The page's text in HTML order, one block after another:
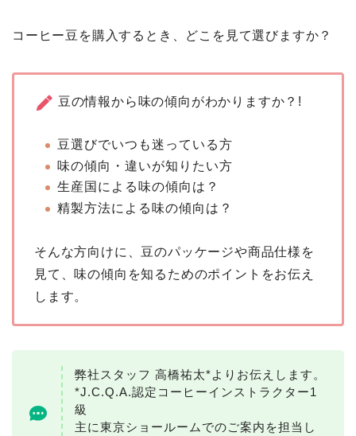
コーヒー豆を購入するとき、どこを見て選びますか？
豆の情報から味の傾向がわかりますか？!
豆選びでいつも迷っている方
味の傾向・違いが知りたい方
生産国による味の傾向は？
精製⽅法による味の傾向は？
そんな方向けに、豆のパッケージや商品仕様を
見て、味の傾向を知るためのポイントをお伝え
します。
弊社スタッフ 高橋祐太*よりお伝えします。
*J.C.Q.A.認定コーヒーインストラクター1
級
主に東京ショールームでのご案内を担当し